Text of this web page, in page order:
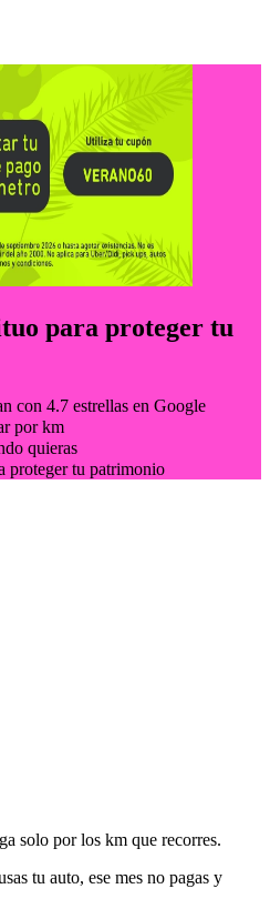
para proteger tu
con 4.7 estrellas en Google
por km
quieras
proteger tu patrimonio
solo por los km que recorres.
tu auto, ese mes no pagas y